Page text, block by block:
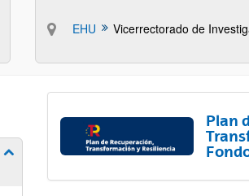
EHU Vicerrectorado de
Mostrar/ocultar subpáginas
Plan